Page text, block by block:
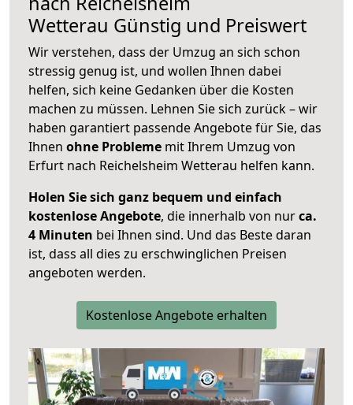
Wetterau Günstig und Preiswert
Wir verstehen, dass der Umzug an sich schon
stressig genug ist, und wollen Ihnen dabei
helfen, sich keine Gedanken über die Kosten
machen zu müssen. Lehnen Sie sich zurück – wir
haben garantiert passende Angebote für Sie, das
Ihnen ohne Probleme mit Ihrem Umzug von
Erfurt nach Reichelsheim Wetterau helfen kann.
Holen Sie sich ganz bequem und einfach
kostenlose Angebote, die innerhalb von nurca.
4 Minuten bei Ihnen sind. Und das Beste daran
ist, dass all dies zu erschwinglichen Preisen
angeboten werden.
Kostenlose Angebote erhalten